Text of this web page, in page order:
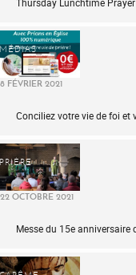
MÉDIAS
8 FÉVRIER 2021
Conciliez votre vie de foi et
PRIÈRE
22 OCTOBRE 2021
Messe du 15e